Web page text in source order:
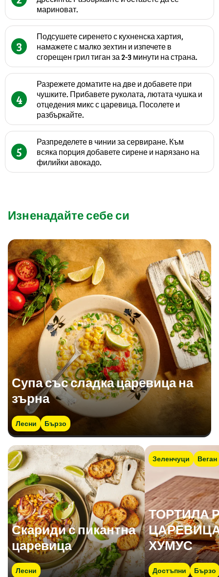
мариноват.
3
Подсушете сиренето с кухненска хартия,
намажете с малко зехтин и изпечете в
сгорещен грил тиган за 2-3 минути на страна.
4
Разрежете доматите на две и добавете при
чушките. Прибавете руколата, лютата чушка и
отцедения микс с царевица. Посолете и
разбъркайте.
5
Разпределете в чинии за сервиране. Към
всяка порция добавете сирене и нарязано на
филийки авокадо.
Изненадайте себе си
Супа със сладка царевица на
зърна
Лесни Бързо
Скариди с пикантна
царевица
Лесни
Зеленчуци Веган
ТОРТИЛА
ХУМУС
Достъпни Бързо